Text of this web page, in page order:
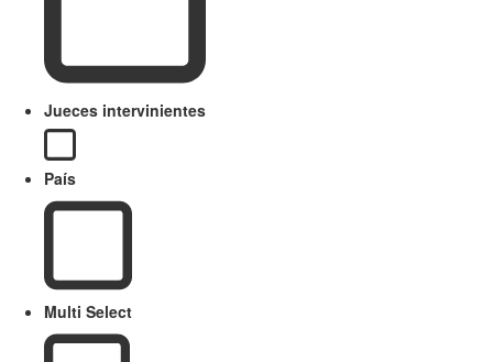
Jueces intervinientes
País
Multi Select